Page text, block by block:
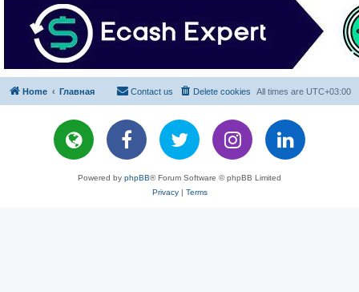
Home Главная All times are UTC+03:00
Delete cookies
Contact us
Powered by phpBB® Forum Software © phpBB Limited
Privacy| Terms